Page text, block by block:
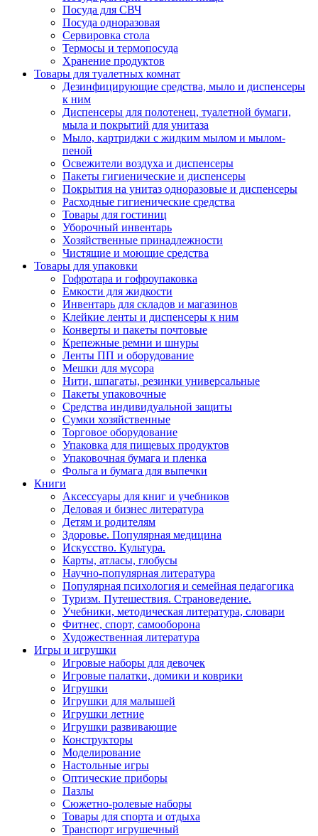
Посуда для СВЧ
Посуда одноразовая
Сервировка стола
Термосы и термопосуда
Хранение продуктов
Товары для туалетных комнат
Дезинфицирующие средства, мыло и диспенсеры
к ним
Диспенсеры для полотенец, туалетной бумаги,
мыла и покрытий для унитаза
Мыло, картриджи с жидким мылом и мылом-
пеной
Освежители воздуха и диспенсеры
Пакеты гигиенические и диспенсеры
Покрытия на унитаз одноразовые и диспенсеры
Расходные гигиенические средства
Товары для гостиниц
Уборочный инвентарь
Хозяйственные принадлежности
Чистящие и моющие средства
Товары для упаковки
Гофротара и гофроупаковка
Емкости для жидкости
Инвентарь для складов и магазинов
Клейкие ленты и диспенсеры к ним
Конверты и пакеты почтовые
Крепежные ремни и шнуры
Ленты ПП и оборудование
Мешки для мусора
Нити, шпагаты, резинки универсальные
Пакеты упаковочные
Средства индивидуальной защиты
Сумки хозяйственные
Торговое оборудование
Упаковка для пищевых продуктов
Упаковочная бумага и пленка
Фольга и бумага для выпечки
Книги
Аксессуары для книг и учебников
Деловая и бизнес литература
Детям и родителям
Здоровье. Популярная медицина
Искусство. Культура.
Карты, атласы, глобусы
Научно-популярная литература
Популярная психология и семейная педагогика
Туризм. Путешествия. Страноведение.
Учебники, методическая литература, словари
Фитнес, спорт, самооборона
Художественная литература
Игры и игрушки
Игровые наборы для девочек
Игровые палатки, домики и коврики
Игрушки
Игрушки для малышей
Игрушки летние
Игрушки развивающие
Конструкторы
Моделирование
Настольные игры
Оптические приборы
Пазлы
Сюжетно-ролевые наборы
Товары для спорта и отдыха
Транспорт игрушечный